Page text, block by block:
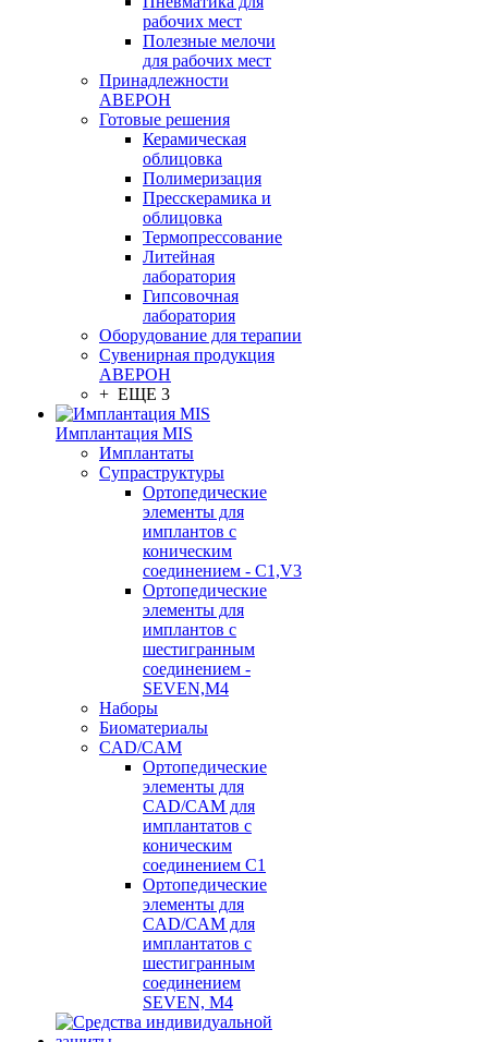
рабочих мест
Полезные мелочи
для рабочих мест
Принадлежности
АВЕРОН
Готовые решения
Керамическая
облицовка
Полимеризация
Пресскерамика и
облицовка
Термопрессование
Литейная
лаборатория
Гипсовочная
лаборатория
Оборудование для терапии
Сувенирная продукция
АВЕРОН
+ ЕЩЕ 3
Имплантация MIS
Имплантаты
Супраструктуры
Ортопедические
элементы для
имплантов с
коническим
соединением - C1,V3
Ортопедические
элементы для
имплантов с
шестигранным
соединением -
SEVEN,M4
Наборы
Биоматериалы
CAD/CAM
Ортопедические
элементы для
CAD/CAM для
имплантатов с
коническим
соединением С1
Ортопедические
элементы для
CAD/CAM для
имплантатов с
шестигранным
соединением
SEVEN, М4